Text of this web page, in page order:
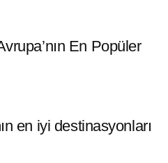
En Popüler
en iyi destinasyonları